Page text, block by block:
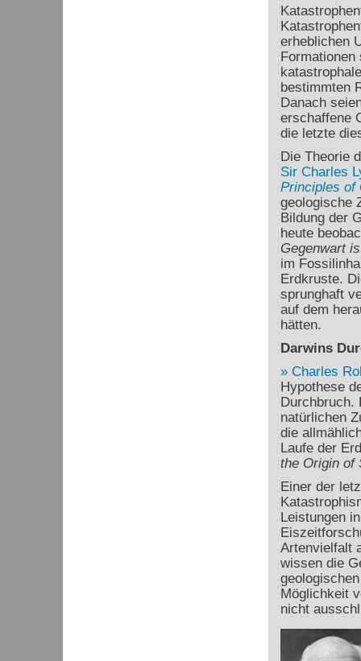
erheblichen
bestimmten
Danach
erschaffene
die letzte
Die Theorie
Sir Charles
Principles of
geologische
Bildung der
heute
Gegenwart
im
Erdkruste.
sprunghaft
auf dem
hätten.
Darwins
Charles
Hypothese
Durchbruch.
natürlichen
die
Laufe der
the Origin of
Einer der
Leistungen
Artenvielfalt
wissen die
Möglichkeit
nicht